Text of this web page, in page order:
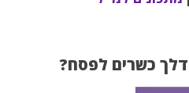
כשרים לפסח?